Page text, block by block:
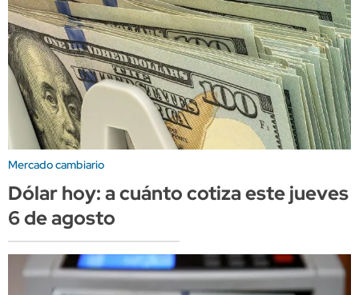
Mercado cambiario
Dólar hoy: a cuánto cotiza este jueves
6 de agosto